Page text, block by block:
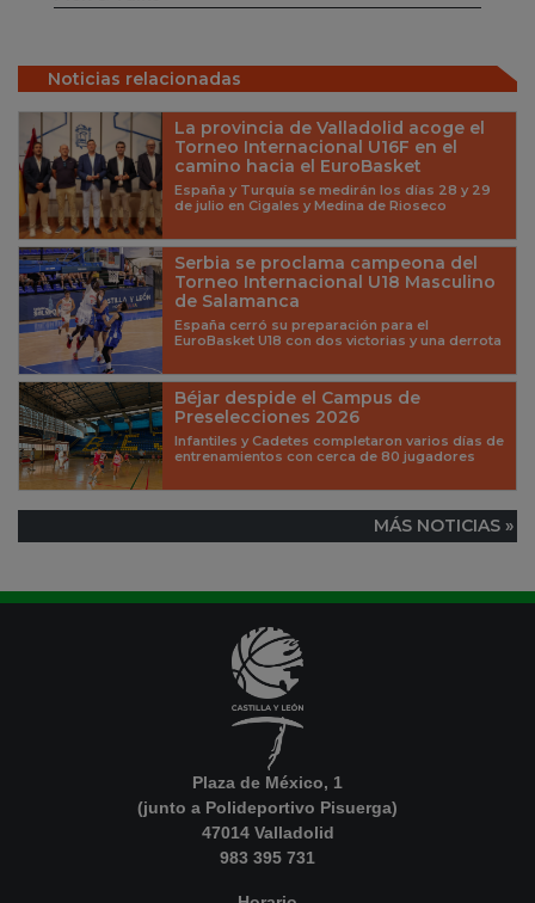
Noticias relacionadas
La provincia de Valladolid acoge el
Torneo Internacional U16F en el
camino hacia el EuroBasket
España y Turquía se medirán los días 28 y 29
de julio en Cigales y Medina de Rioseco
Serbia se proclama campeona del
Torneo Internacional U18 Masculino
de Salamanca
España cerró su preparación para el
EuroBasket U18 con dos victorias y una derrota
Béjar despide el Campus de
Preselecciones 2026
Infantiles y Cadetes completaron varios días de
entrenamientos con cerca de 80 jugadores
MÁS NOTICIAS »
Plaza de México, 1
(junto a Polideportivo Pisuerga)
47014 Valladolid
983 395 731